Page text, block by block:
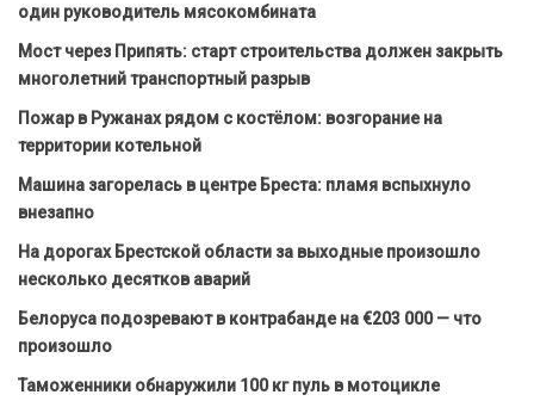
один руководитель мясокомбината
Мост через Припять: старт строительства должен закрыть
многолетний транспортный разрыв
Пожар в Ружанах рядом с костёлом: возгорание на
территории котельной
Машина загорелась в центре Бреста: пламя вспыхнуло
внезапно
На дорогах Брестской области за выходные произошло
несколько десятков аварий
Белоруса подозревают в контрабанде на €203 000 — что
произошло
Таможенники обнаружили 100 кг пуль в мотоцикле